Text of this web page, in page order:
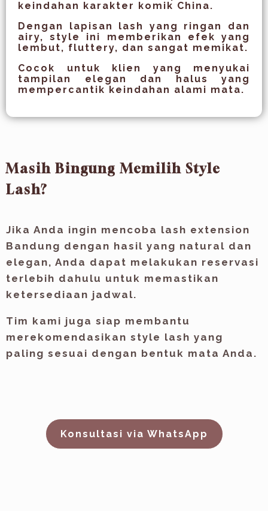
keindahan karakter komik China.
Dengan lapisan lash yang ringan dan
airy, style ini memberikan efek yang
lembut, fluttery, dan sangat memikat.
Cocok untuk klien yang menyukai
tampilan elegan dan halus yang
mempercantik keindahan alami mata.
Masih Bingung Memilih Style
Lash?
Jika Anda ingin mencoba lash extension
Bandung dengan hasil yang natural dan
elegan, Anda dapat melakukan reservasi
terlebih dahulu untuk memastikan
ketersediaan jadwal.
Tim kami juga siap membantu
merekomendasikan style lash yang
paling sesuai dengan bentuk mata Anda.
Konsultasi via WhatsApp